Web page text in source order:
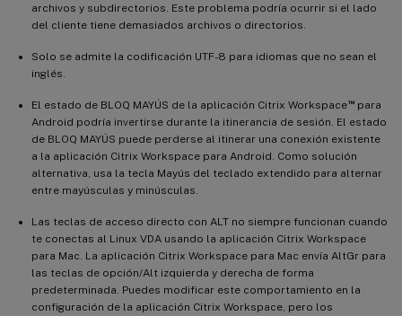
archivos y subdirectorios. Este problema podría ocurrir si el lado
del cliente tiene demasiados archivos o directorios.
Solo se admite la codificación UTF-8 para idiomas que no sean el
inglés.
El estado de BLOQ MAYÚS de la aplicación Citrix Workspace™para
Android podría invertirse durante la itinerancia de sesión. El estado
de BLOQ MAYÚS puede perderse al itinerar una conexión existente
a la aplicación Citrix Workspace para Android. Como solución
alternativa, usa la tecla Mayús del teclado extendido para alternar
entre mayúsculas y minúsculas.
Las teclas de acceso directo con ALT no siempre funcionan cuando
te conectas al Linux VDA usando la aplicación Citrix Workspace
para Mac. La aplicación Citrix Workspace para Mac envía AltGr para
las teclas de opción/Alt izquierda y derecha de forma
predeterminada. Puedes modificar este comportamiento en la
configuración de la aplicación Citrix Workspace, pero los